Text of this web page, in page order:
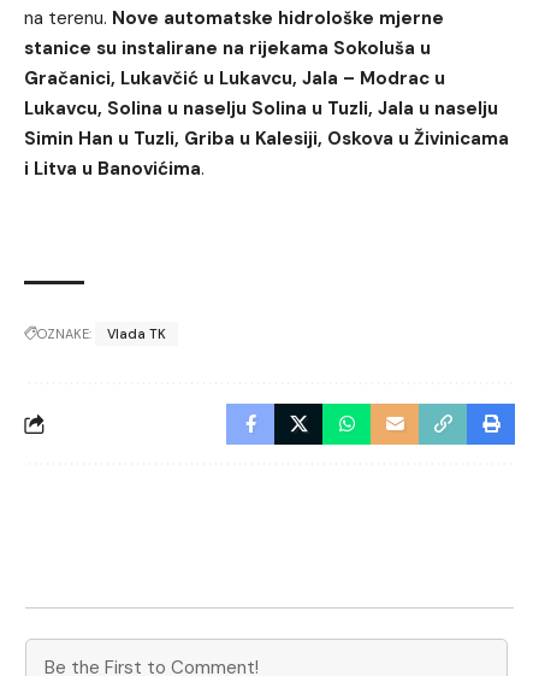
na terenu. Nove automatske hidrološke mjerne
stanice su instalirane na rijekama Sokoluša u
Gračanici, Lukavčić u Lukavcu, Jala – Modrac u
Lukavcu, Solina u naselju Solina u Tuzli, Jala u naselju
Simin Han u Tuzli, Griba u Kalesiji, Oskova u Živinicama
i Litva u Banovićima.
OZNAKE: Vlada TK